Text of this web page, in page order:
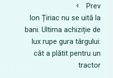
Prev
Ion Țiriac nu se uită la
bani. Ultima achiziție de
lux rupe gura târgului:
cât a plătit pentru un
tractor